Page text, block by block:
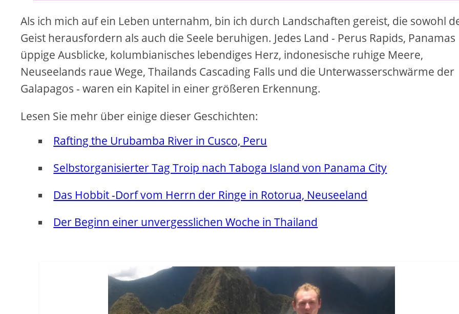
Als ich mich auf ein Leben unternahm, bin ich durch Landschaften gereist, die sowohl
Geist herausfordern als auch die Seele beruhigen. Jedes Land - Perus Rapids, Panamas
üppige Ausblicke, kolumbianisches lebendiges Herz, indonesische ruhige Meere,
Neuseelands raue Wege, Thailands Cascading Falls und die Unterwasserschwärme der
Galapagos - waren ein Kapitel in einer größeren Erkennung.
Lesen Sie mehr über einige dieser Geschichten:
Rafting the Urubamba River in Cusco, Peru
Selbstorganisierter Tag Troip nach Taboga Island von Panama City
Das Hobbit -Dorf vom Herrn der Ringe in Rotorua, Neuseeland
Der Beginn einer unvergesslichen Woche in Thailand